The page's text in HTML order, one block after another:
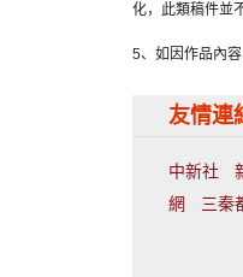
化，此類稿件並
5、如因作品內
友情連
中新社
網
三秦